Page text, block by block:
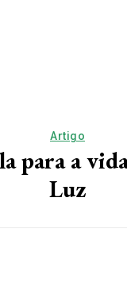
Artigo
para a
Luz